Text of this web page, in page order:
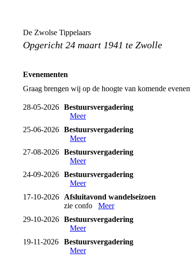
De Zwolse Tippelaars
Opgericht 24 maart 1941 te Zwolle
Evenementen
Graag brengen wij op de hoogte van komende
28-05-2026 Bestuursvergadering
Meer
25-06-2026 Bestuursvergadering
Meer
27-08-2026 Bestuursvergadering
Meer
24-09-2026 Bestuursvergadering
Meer
17-10-2026
Afsluitavond wandelseizoen
zie confo Meer
29-10-2026 Bestuursvergadering
Meer
19-11-2026
Bestuursvergadering
Meer